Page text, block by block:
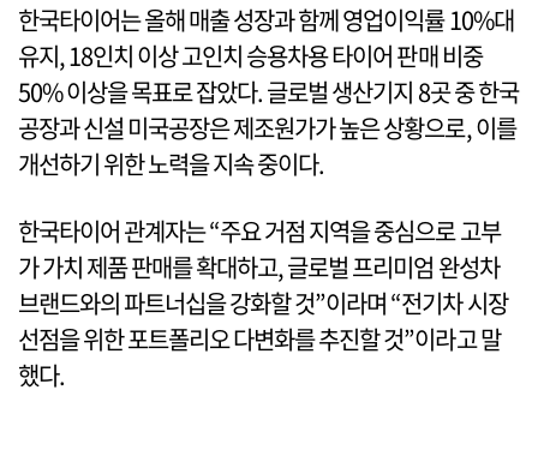
한국타이어는 올해 매출 성장과 함께 영업이익률 10%대
유지, 18인치 이상 고인치 승용차용 타이어 판매 비중
50% 이상을 목표로 잡았다. 글로벌 생산기지 8곳 중 한국
공장과 신설 미국공장은 제조원가가 높은 상황으로, 이를
개선하기 위한 노력을 지속 중이다.
한국타이어 관계자는 “주요 거점 지역을 중심으로 고부
가 가치 제품 판매를 확대하고, 글로벌 프리미엄 완성차
브랜드와의 파트너십을 강화할 것”이라며 “전기차 시장
선점을 위한 포트폴리오 다변화를 추진할 것”이라고 말
했다.